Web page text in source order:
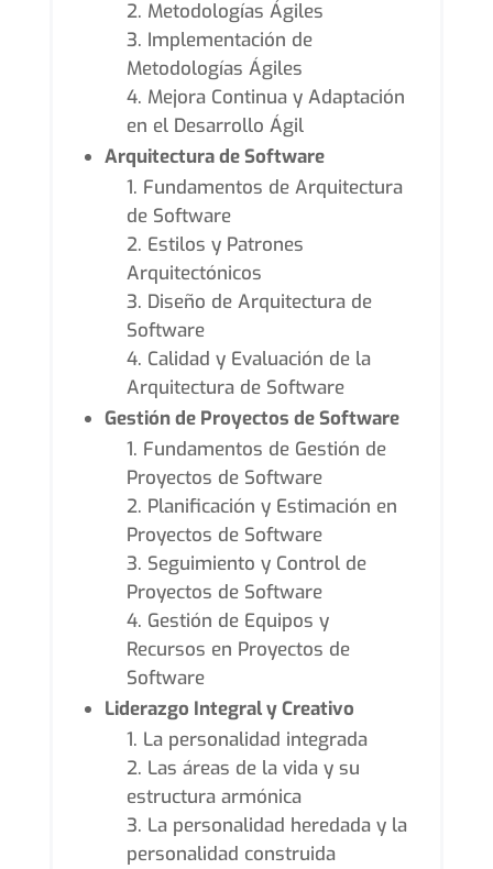
Metodologías Ágiles
Implementación de
Metodologías Ágiles
Mejora Continua y Adaptación
en el Desarrollo Ágil
Arquitectura de Software
Fundamentos de Arquitectura
de Software
Estilos y Patrones
Arquitectónicos
Diseño de Arquitectura de
Software
Calidad y Evaluación de la
Arquitectura de Software
Gestión de Proyectos de Software
Fundamentos de Gestión de
Proyectos de Software
Planificación y Estimación en
Proyectos de Software
Seguimiento y Control de
Proyectos de Software
Gestión de Equipos y
Recursos en Proyectos de
Software
Liderazgo Integral y Creativo
La personalidad integrada
Las áreas de la vida y su
estructura armónica
La personalidad heredada y la
personalidad construida